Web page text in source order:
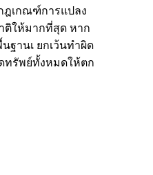
ฎเกณฑ์การแปลง
ติให้มากที่สุด หาก
านเ ยกเว้นทำผิด
ทรัพย์ทั้งหมดให้ตก